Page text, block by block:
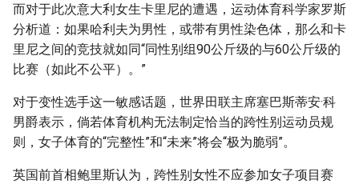
而对于此次意大利女生卡里尼的遭遇，运动体育科学家罗斯
分析道：如果哈利夫为男性，或带有男性染色体，那么和卡
里尼之间的竞技就如同“同性别组90公斤级的与60公斤级的
比赛（如此不公平）。”
对于变性选手这一敏感话题，世界田联主席塞巴斯蒂安·科
男爵表示，倘若体育机构无法制定恰当的跨性别运动员规
则，女子体育的“完整性”和“未来”将会“极为脆弱”。
英国前首相鲍里斯认为，跨性别女性不应参加女子项目赛